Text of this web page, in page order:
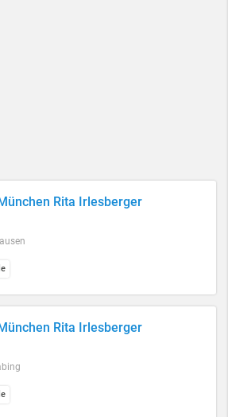
Rita Irlesberger
Rita Irlesberger